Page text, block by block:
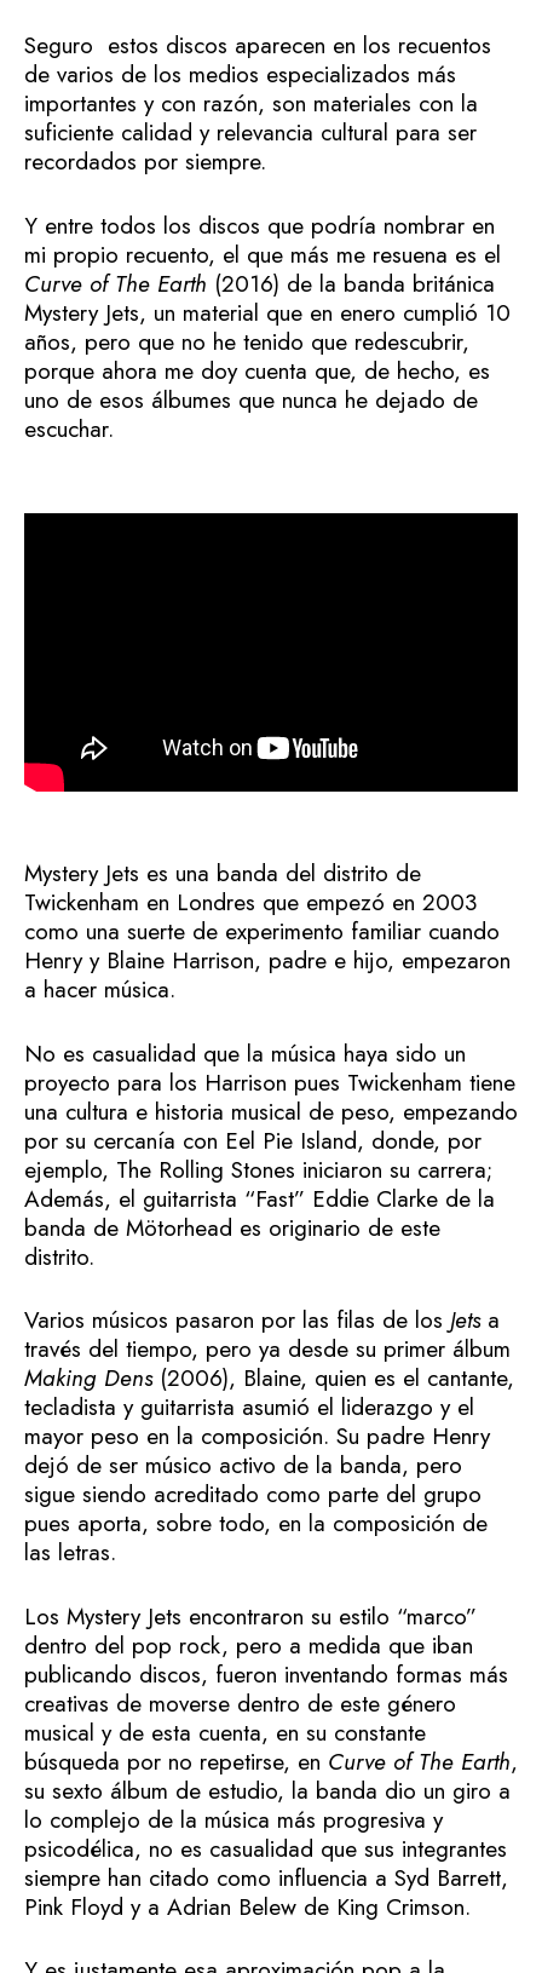
Seguro estos discos aparecen en los recuentos
de varios de los medios especializados más
importantes y con razón, son materiales con la
suficiente calidad y relevancia cultural para ser
recordados por siempre.
Y entre todos los discos que podría nombrar en
mi propio recuento, el que más me resuena es el
Curve of The Earth (2016) de la banda británica
Mystery Jets, un material que en enero cumplió 10
años, pero que no he tenido que redescubrir,
porque ahora me doy cuenta que, de hecho, es
uno de esos álbumes que nunca he dejado de
escuchar.
Mystery Jets es una banda del distrito de
Twickenham en Londres que empezó en 2003
como una suerte de experimento familiar cuando
Henry y Blaine Harrison, padre e hijo, empezaron
a hacer música.
No es casualidad que la música haya sido un
proyecto para los Harrison pues Twickenham tiene
una cultura e historia musical de peso, empezando
por su cercanía con Eel Pie Island, donde, por
ejemplo, The Rolling Stones iniciaron su carrera;
Además, el guitarrista “Fast” Eddie Clarke de la
banda de Mötorhead es originario de este
distrito.
Varios músicos pasaron por las filas de los Jetsa
través del tiempo, pero ya desde su primer álbum
Making Dens(2006), Blaine, quien es el cantante,
tecladista y guitarrista asumió el liderazgo y el
mayor peso en la composición. Su padre Henry
dejó de ser músico activo de la banda, pero
sigue siendo acreditado como parte del grupo
pues aporta, sobre todo, en la composición de
las letras.
Los Mystery Jets encontraron su estilo “marco”
dentro del pop rock, pero a medida que iban
publicando discos, fueron inventando formas más
creativas de moverse dentro de este género
musical y de esta cuenta, en su constante
búsqueda por no repetirse, en Curve of The Earth,
su sexto álbum de estudio, la banda dio un giro a
lo complejo de la música más progresiva y
psicodélica, no es casualidad que sus integrantes
siempre han citado como influencia a Syd Barrett,
Pink Floyd y a Adrian Belew de King Crimson.